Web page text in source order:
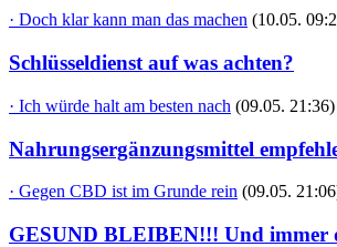
· Doch klar kann man das machen (10.05.
Schlüsseldienst auf was achten?
· Ich würde halt am besten nach (09.05. 21:36)
Nahrungsergänzungsmittel
· Gegen CBD ist im Grunde rein (09.05.
GESUND BLEIBEN!!! Und immer